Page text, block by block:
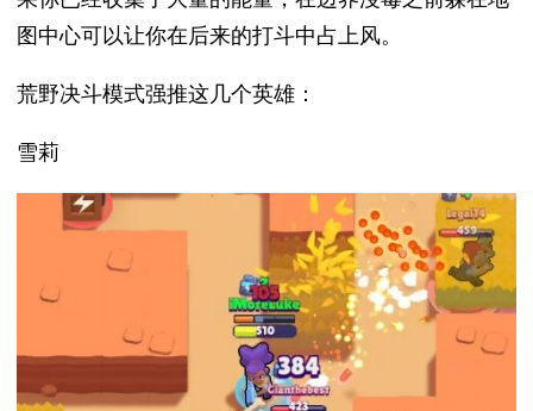
图中心可以让你在后来的打斗中占上风。
荒野决斗模式强推这几个英雄：
雪莉